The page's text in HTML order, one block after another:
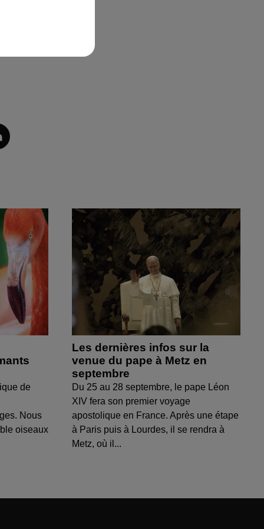
de
Nous
oiseaux
Les dernières infos sur la
venue du pape à Metz en
septembre
Du 25 au 28 septembre, le pape Léon
XIV fera son premier voyage
apostolique en France. Après une étape
à Paris puis à Lourdes, il se rendra à
Metz, où il...